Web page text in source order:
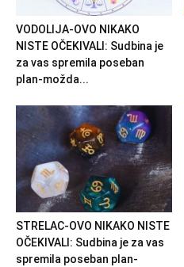
VODOLIJA-OVO NIKAKO
NISTE OČEKIVALI: Sudbina je
za vas spremila poseban
plan-možda...
STRELAC-OVO NIKAKO NISTE
OČEKIVALI: Sudbina je za vas
spremila poseban plan-